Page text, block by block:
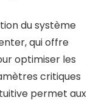
du système
qui offre
optimiser les
critiques
permet aux